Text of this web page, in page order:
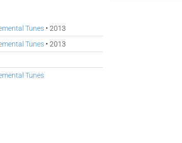
Tunes• 2013
Tunes• 2013
Tunes